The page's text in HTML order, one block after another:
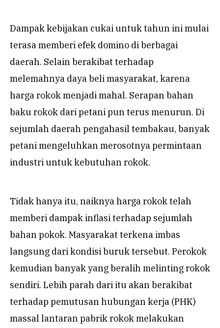
Dampak kebijakan cukai untuk tahun ini mulai
terasa memberi efek domino di berbagai
daerah. Selain berakibat terhadap
melemahnya daya beli masyarakat, karena
harga rokok menjadi mahal. Serapan bahan
baku rokok dari petani pun terus menurun. Di
sejumlah daerah pengahasil tembakau, banyak
petani mengeluhkan merosotnya permintaan
industri untuk kebutuhan rokok.
Tidak hanya itu, naiknya harga rokok telah
memberi dampak inflasi terhadap sejumlah
bahan pokok. Masyarakat terkena imbas
langsung dari kondisi buruk tersebut. Perokok
kemudian banyak yang beralih melinting rokok
sendiri. Lebih parah dari itu akan berakibat
terhadap pemutusan hubungan kerja (PHK)
massal lantaran pabrik rokok melakukan